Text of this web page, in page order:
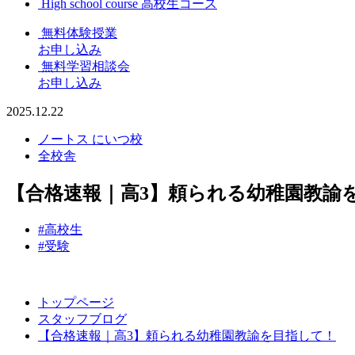
High school course 高校生コース
無料体験授業
お申し込み
無料学習相談会
お申し込み
2025.12.22
ノートス にいつ校
全校舎
【合格速報｜高3】頼られる幼稚園教諭
#高校生
#受験
トップページ
スタッフブログ
【合格速報｜高3】頼られる幼稚園教諭を目指して！